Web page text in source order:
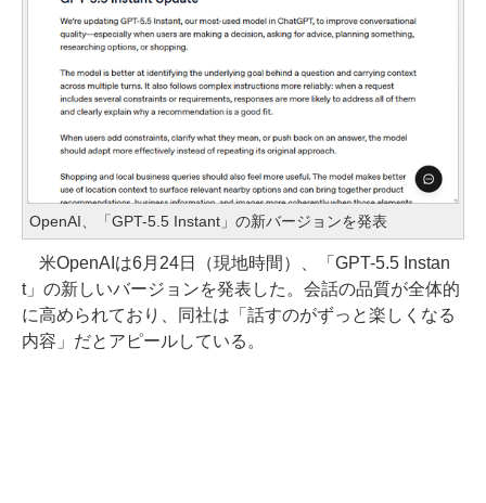
OpenAI、「GPT-5.5 Instant」の新バージョンを発表
米OpenAIは6月24日（現地時間）、「GPT-5.5 Instan
t」の新しいバージョンを発表した。会話の品質が全体的
に高められており、同社は「話すのがずっと楽しくなる
内容」だとアピールしている。